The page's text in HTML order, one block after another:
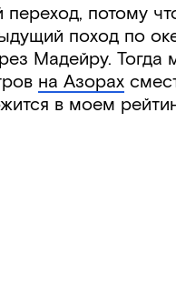
переход, потому
поход по
Мадейру. Тогда
на Азорах
в моем